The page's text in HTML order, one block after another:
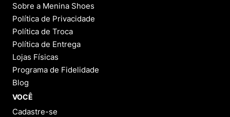
Sobre a Menina Shoes
Política de Privacidade
Política de Troca
Política de Entrega
Lojas Físicas
Programa de Fidelidade
Blog
VOCÊ
Cadastre-se